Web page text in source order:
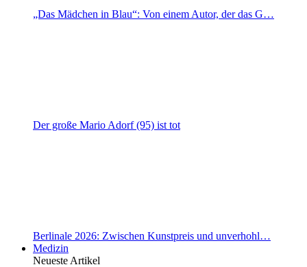
„Das Mädchen in Blau“: Von einem Autor, der das G…
Der große Mario Adorf (95) ist tot
Berlinale 2026: Zwischen Kunstpreis und unverhohl…
Medizin
Neueste Artikel